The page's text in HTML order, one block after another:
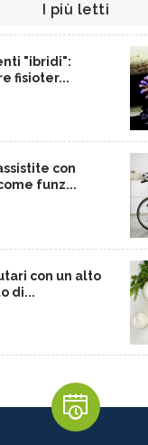
I più letti
"ibridi":
fisioter...
con
funz...
con un alto
di...